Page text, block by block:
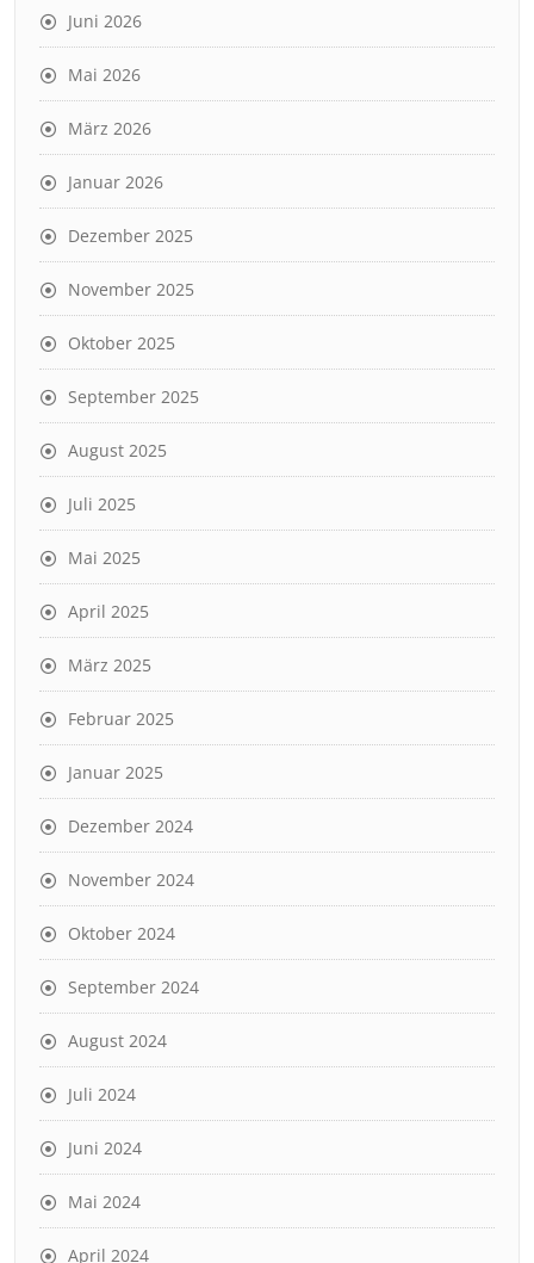
Juni 2026
Mai 2026
März 2026
Januar 2026
Dezember 2025
November 2025
Oktober 2025
September 2025
August 2025
Juli 2025
Mai 2025
April 2025
März 2025
Februar 2025
Januar 2025
Dezember 2024
November 2024
Oktober 2024
September 2024
August 2024
Juli 2024
Juni 2024
Mai 2024
April 2024